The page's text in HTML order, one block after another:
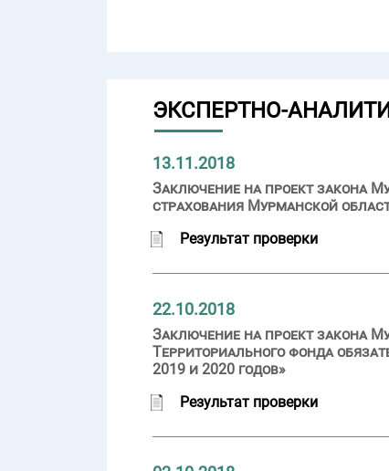
ЭКСПЕРТНО-
13.11.2018
Заключение на проект закона
страхования Мурманской
Результат проверки
22.10.2018
Заключение на проект закона
Территориального фонда
2019 и 2020 годов»
Результат проверки